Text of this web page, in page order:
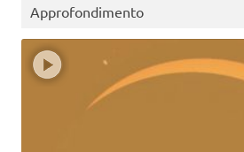
Approfondimento